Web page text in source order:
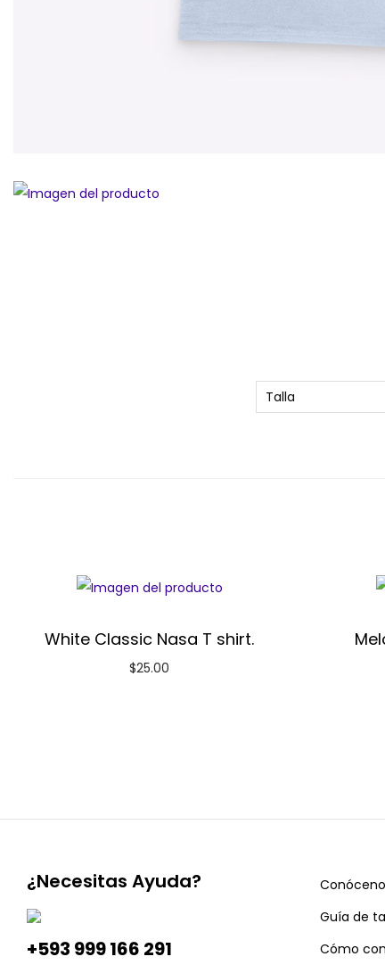
Talla
White Classic Nasa T shirt.
$25.00
¿Necesitas Ayuda?
+593 999 166 291
Guía de
Cómo